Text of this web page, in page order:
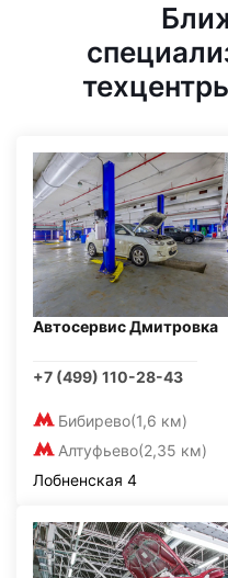
Автосервис Дмитровка
+7 (499) 110-28-43
Бибирево(1,6 км)
Алтуфьево(2,35 км)
Лобненская 4